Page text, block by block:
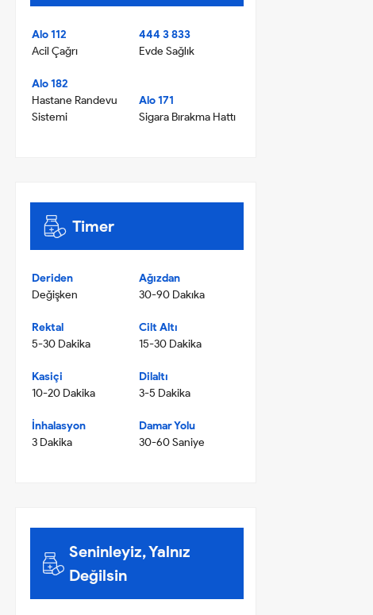
Alo 112
Acil Çağrı
444 3 833
Evde Sağlık
Alo 182
Hastane Randevu
Sistemi
Alo 171
Sigara Bırakma Hattı
Timer
Deriden
Değişken
Ağızdan
30-90 Dakıka
Rektal
5-30 Dakika
Cilt Altı
15-30 Dakika
Kasiçi
10-20 Dakika
Dilaltı
3-5 Dakika
İnhalasyon
3 Dakika
Damar Yolu
30-60 Saniye
Seninleyiz, Yalnız
Değilsin